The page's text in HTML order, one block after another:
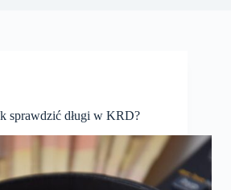
sprawdzić długi w KRD?